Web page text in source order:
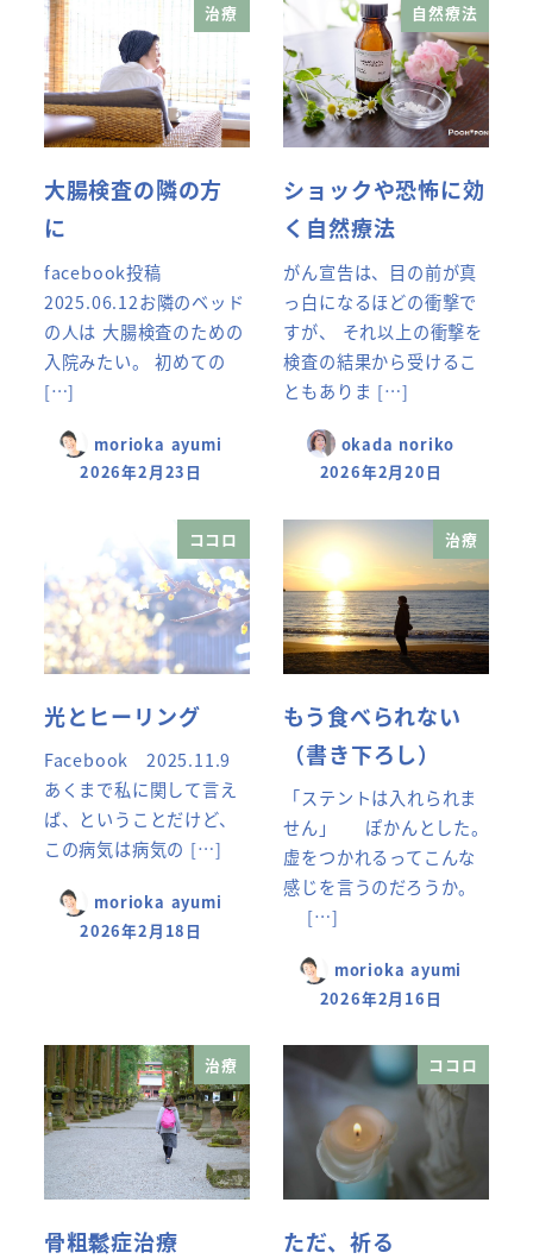
治療
大腸検査の隣の方
に
facebook投稿
2025.06.12お隣のベッド
の人は 大腸検査のための
入院みたい。 初めての
[…]
morioka ayumi
2026年2月23日
自然療法
ショックや恐怖に効
く自然療法
がん宣告は、目の前が真
っ白になるほどの衝撃で
すが、 それ以上の衝撃を
検査の結果から受けるこ
ともありま […]
okada noriko
2026年2月20日
ココロ
光とヒーリング
Facebook 2025.11.9
あくまで私に関して言え
ば、ということだけど、
この病気は病気の […]
morioka ayumi
2026年2月18日
治療
もう食べられない
（書き下ろし）
「ステントは入れられま
せん」 ぽかんとした。
虚をつかれるってこんな
感じを言うのだろうか。
[…]
morioka ayumi
2026年2月16日
治療
骨粗鬆症治療
ココロ
ただ、祈る